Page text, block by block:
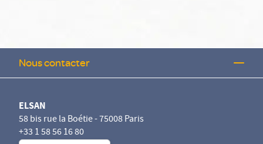
Nous contacter
ELSAN
58 bis rue la Boétie - 75008 Paris
+33 1 58 56 16 80